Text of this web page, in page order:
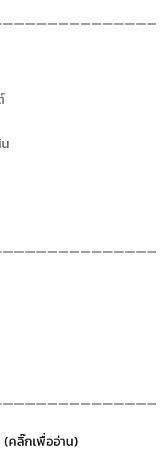
คลิ๊กเพื่ออ่าน)